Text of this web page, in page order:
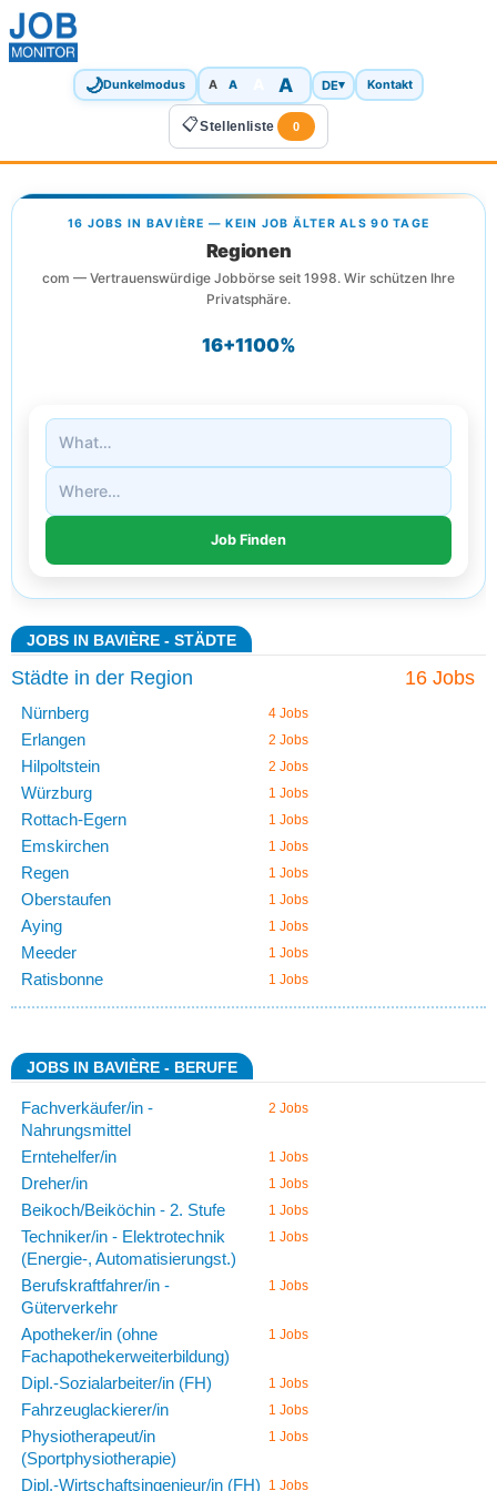
🌙Dunkelmodus A A A DE▾ Kontakt
📋Stellenliste 0
16 JOBS IN BAVIÈRE — KEIN JOB ÄLTER ALS 90 TAGE
Regionen
com — Vertrauenswürdige Jobbörse seit 1998. Wir schützen Ihre
Privatsphäre.
16+1100%
JOBS IN BAVIÈRE - STÄDTE
16 Jobs
Städte in der Region
Nürnberg 4 Jobs
Erlangen 2 Jobs
Hilpoltstein 2 Jobs
Würzburg 1 Jobs
Rottach-Egern 1 Jobs
Emskirchen 1 Jobs
Regen 1 Jobs
Oberstaufen 1 Jobs
Aying 1 Jobs
Meeder 1 Jobs
Ratisbonne 1 Jobs
JOBS IN BAVIÈRE - BERUFE
Fachverkäufer/in -
Nahrungsmittel
2 Jobs
Erntehelfer/in 1 Jobs
Dreher/in 1 Jobs
Beikoch/Beiköchin - 2. Stufe 1 Jobs
Techniker/in - Elektrotechnik
(Energie-, Automatisierungst.)
1 Jobs
Berufskraftfahrer/in -
Güterverkehr
1 Jobs
Apotheker/in (ohne
Fachapothekerweiterbildung)
1 Jobs
Dipl.-Sozialarbeiter/in (FH) 1 Jobs
Fahrzeuglackierer/in 1 Jobs
Physiotherapeut/in
(Sportphysiotherapie)
1 Jobs
Dipl.-Wirtschaftsingenieur/in (FH) 1 Jobs